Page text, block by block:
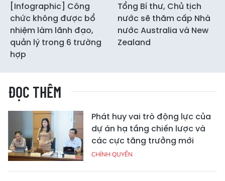
[Infographic] Công
chức không được bổ
nhiệm làm lãnh đạo,
quản lý trong 6 trường
hợp
Tổng Bí thư, Chủ tịch
nước sẽ thăm cấp Nhà
nước Australia và New
Zealand
ĐỌC THÊM
Phát huy vai trò động lực của
dự án hạ tầng chiến lược và
các cực tăng trưởng mới
CHÍNH QUYỀN